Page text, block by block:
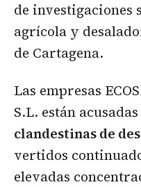
de investigaciones
agrícola y
de Cartagena.
Las empresas
S.L. están acusadas
clandestinas de
vertidos
elevadas